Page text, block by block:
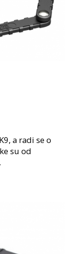
a radi se o
su od